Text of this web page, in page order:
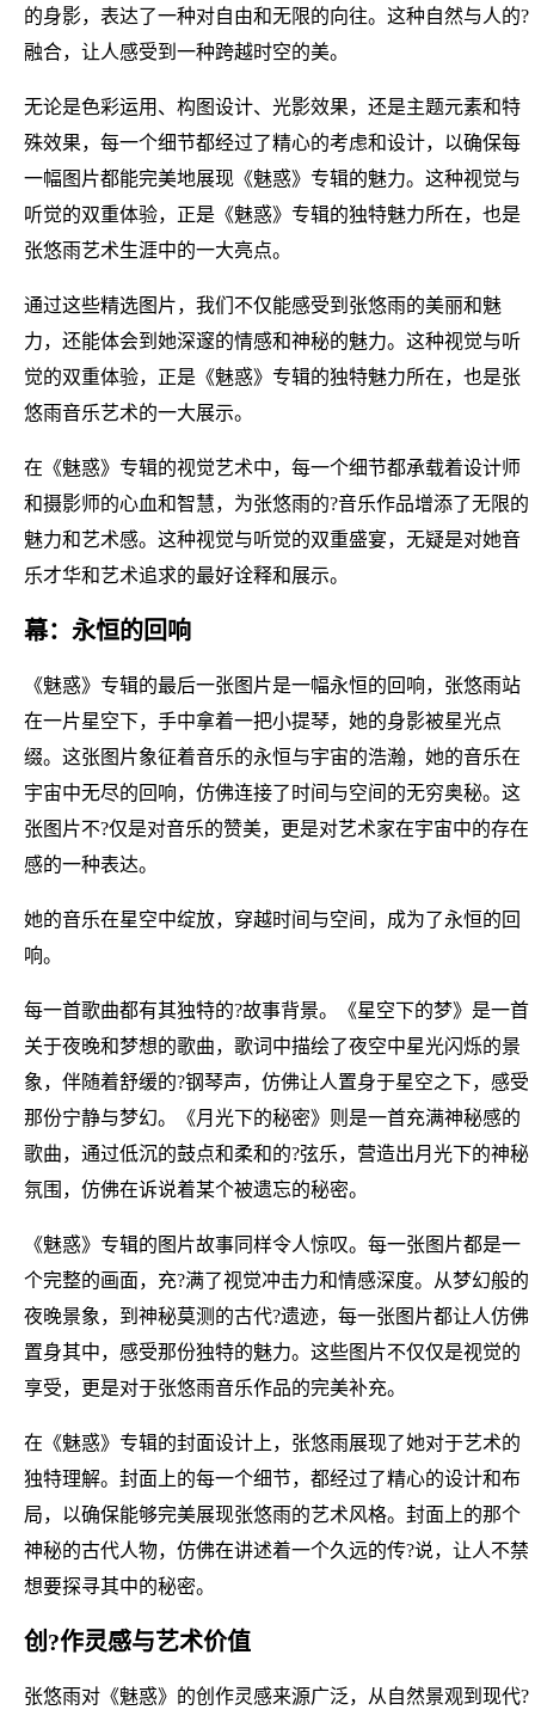
的身影，表达了一种对自由和无限的向往。这种自然与人的?
融合，让人感受到一种跨越时空的美。
无论是色彩运用、构图设计、光影效果，还是主题元素和特
殊效果，每一个细节都经过了精心的考虑和设计，以确保每
一幅图片都能完美地展现《魅惑》专辑的魅力。这种视觉与
听觉的双重体验，正是《魅惑》专辑的独特魅力所在，也是
张悠雨艺术生涯中的一大亮点。
通过这些精选图片，我们不仅能感受到张悠雨的美丽和魅
力，还能体会到她深邃的情感和神秘的魅力。这种视觉与听
觉的双重体验，正是《魅惑》专辑的独特魅力所在，也是张
悠雨音乐艺术的一大展示。
在《魅惑》专辑的视觉艺术中，每一个细节都承载着设计师
和摄影师的心血和智慧，为张悠雨的?音乐作品增添了无限的
魅力和艺术感。这种视觉与听觉的双重盛宴，无疑是对她音
乐才华和艺术追求的最好诠释和展示。
幕：永恒的回响
《魅惑》专辑的最后一张图片是一幅永恒的回响，张悠雨站
在一片星空下，手中拿着一把小提琴，她的身影被星光点
缀。这张图片象征着音乐的永恒与宇宙的浩瀚，她的音乐在
宇宙中无尽的回响，仿佛连接了时间与空间的无穷奥秘。这
张图片不?仅是对音乐的赞美，更是对艺术家在宇宙中的存在
感的一种表达。
她的音乐在星空中绽放，穿越时间与空间，成为了永恒的回
响。
每一首歌曲都有其独特的?故事背景。《星空下的梦》是一首
关于夜晚和梦想的歌曲，歌词中描绘了夜空中星光闪烁的景
象，伴随着舒缓的?钢琴声，仿佛让人置身于星空之下，感受
那份宁静与梦幻。《月光下的秘密》则是一首充满神秘感的
歌曲，通过低沉的鼓点和柔和的?弦乐，营造出月光下的神秘
氛围，仿佛在诉说着某个被遗忘的秘密。
《魅惑》专辑的图片故事同样令人惊叹。每一张图片都是一
个完整的画面，充?满了视觉冲击力和情感深度。从梦幻般的
夜晚景象，到神秘莫测的古代?遗迹，每一张图片都让人仿佛
置身其中，感受那份独特的魅力。这些图片不仅仅是视觉的
享受，更是对于张悠雨音乐作品的完美补充。
在《魅惑》专辑的封面设计上，张悠雨展现了她对于艺术的
独特理解。封面上的每一个细节，都经过了精心的设计和布
局，以确保能够完美展现张悠雨的艺术风格。封面上的那个
神秘的古代人物，仿佛在讲述着一个久远的传?说，让人不禁
想要探寻其中的秘密。
创?作灵感与艺术价值
张悠雨对《魅惑》的创作灵感来源广泛，从自然景观到现代?